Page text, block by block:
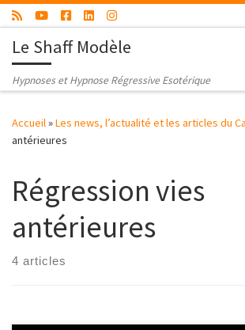
Passer au contenu
Le Shaff Modèle
Hypnoses et Hypnose Régressive Esotérique
Accueil»Les news, l’actualité et les articles du
antérieures
Régression vies
antérieures
4 articles